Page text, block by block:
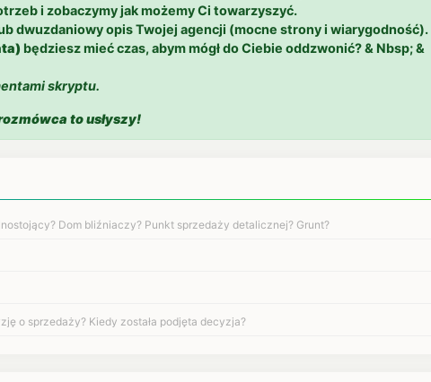
i zobaczymy jak możemy Ci towarzyszyć.
dwuzdaniowy opis Twojej agencji (mocne strony i wiarygodność).
będziesz mieć czas, abym mógł do Ciebie oddzwonić? & Nbsp; &
skryptu.
to usłyszy!